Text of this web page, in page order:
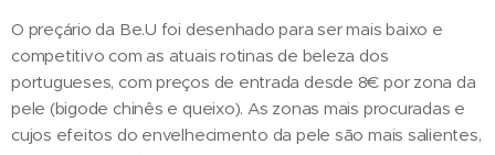
O preçário da Be.U foi desenhado para ser mais baixo e
competitivo com as atuais rotinas de beleza dos
portugueses, com preços de entrada desde 8€ por zona da
pele (bigode chinês e queixo). As zonas mais procuradas e
cujos efeitos do envelhecimento da pele são mais salientes,